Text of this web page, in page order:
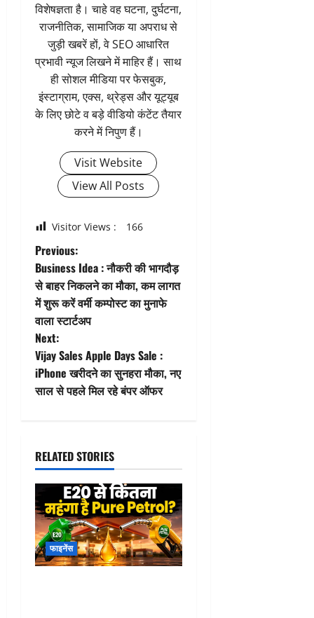
विशेषज्ञता है। चाहे वह घटना, दुर्घटना,
राजनीतिक, सामाजिक या अपराध से
जुड़ी खबरें हों, वे SEO आधारित
प्रभावी न्यूज लिखने में माहिर हैं। साथ
ही सोशल मीडिया पर फेसबुक,
इंस्टाग्राम, एक्स, थ्रेड्स और यूट्यूब
के लिए छोटे व बड़े वीडियो कंटेंट तैयार
करने में निपुण हैं।
Visit Website
View All Posts
Visitor Views : 166
P
o
s
t
n
a
i
g
a
t
Previous:
Business Idea : नौकरी की भागदौड़
से बाहर निकलने का मौका, कम लागत
में शुरू करें वर्मी कम्पोस्ट का मुनाफे
वाला स्टार्टअप
Next:
Vijay Sales Apple Days Sale :
iPhone खरीदने का सुनहरा मौका, नए
साल से पहले मिल रहे बंपर ऑफर
RELATED STORIES
फाइनेंस